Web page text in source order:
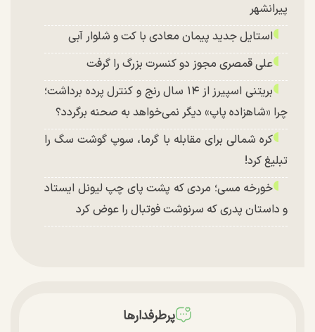
پیرانشهر
استایل جدید پیمان معادی با کت و شلوار آبی
علی قمصری مجوز دو کنسرت بزرگ را گرفت
بریتنی اسپیرز از ۱۴ سال رنج و کنترل پرده برداشت؛
چرا «شاهزاده پاپ» دیگر نمی‌خواهد به صحنه برگردد؟
کره شمالی برای مقابله با گرما، سوپ گوشت سگ را
تبلیغ کرد!
خورخه مسی؛ مردی که پشت پای چپ لیونل ایستاد
و داستان پدری که سرنوشت فوتبال را عوض کرد
پرطرفدارها